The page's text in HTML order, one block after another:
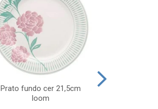
Prato fundo cer 21,5cm
loom